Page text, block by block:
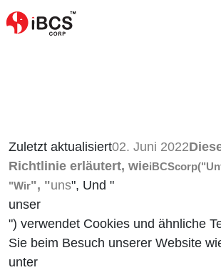
Zuletzt aktualisiert02. Juni 2022
Richtlinie erläutert, wieiBCScorp("
"Wir", "uns", Und "
unser
") verwendet Cookies und ähnliche
Sie beim Besuch unserer Website
unter